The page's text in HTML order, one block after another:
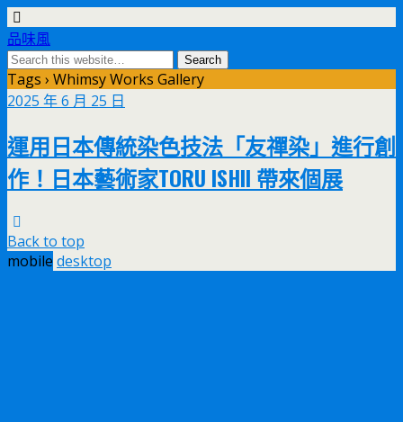
品味風
Tags › Whimsy Works Gallery
2025 年 6 月 25 日
運用日本傳統染色技法「友禪染」進行創
作！日本藝術家TORU ISHII 帶來個展
Back to top
mobile desktop